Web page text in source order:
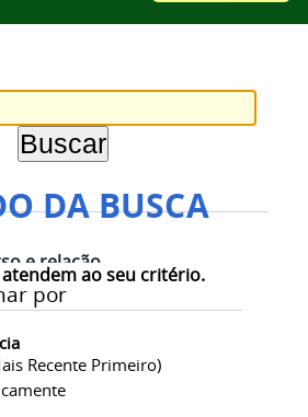
DA BUSCA
ao seu critério.
por
Recente Primeiro)
e relação
do edital
de
modificação